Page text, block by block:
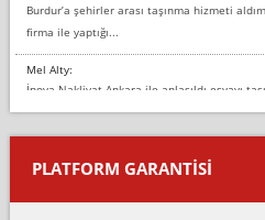
Burdur’a şehirler arası taşınma hizmeti
firma ile yaptığı...
Mel Alty:
İnova Nakliyat Ankara ile anlaşıldı eşyayı
Salon duvarına bir baktım birisi boydan
yapıştırm...
Murat:
PLATFORM GARANTİSİ